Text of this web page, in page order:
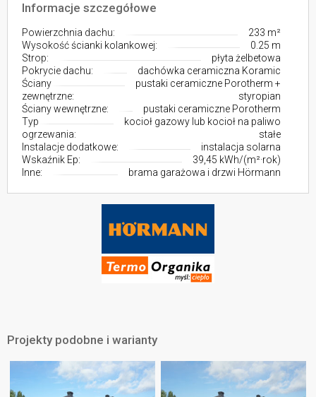
Informacje szczegółowe
Powierzchnia dachu:
233 m²
Wysokość ścianki kolankowej:
0.25 m
Strop:
płyta żelbetowa
Pokrycie dachu:
dachówka ceramiczna Koramic
Ściany
zewnętrzne:
pustaki ceramiczne Porotherm +
styropian
Ściany wewnętrzne:
pustaki ceramiczne Porotherm
Typ
ogrzewania:
kocioł gazowy lub kocioł na paliwo
stałe
Instalacje dodatkowe:
instalacja solarna
Wskaźnik Ep:
39,45 kWh/(m²·rok)
Inne:
brama garażowa i drzwi Hörmann
Projekty podobne i warianty